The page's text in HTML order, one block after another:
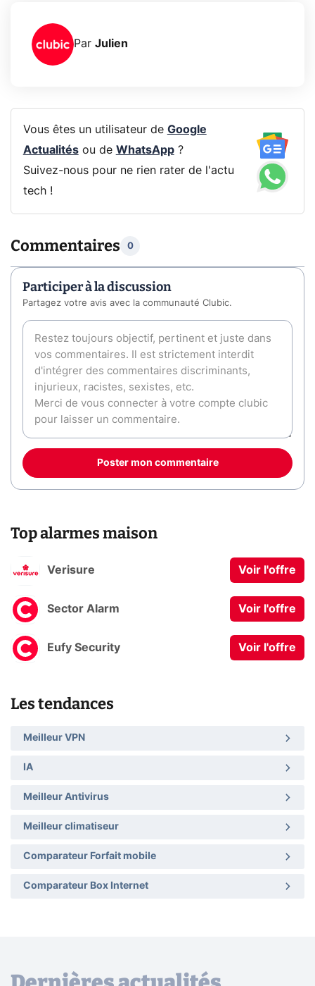
Par Julien
Vous êtes un utilisateur de Google
Actualitésou de WhatsApp?
Suivez-nous pour ne rien rater de l'actu
tech !
Commentaires 0
Participer à la discussion
Partagez votre avis avec la communauté Clubic.
Poster mon commentaire
Top alarmes maison
Verisure Voir l'offre
Sector Alarm Voir l'offre
Eufy Security Voir l'offre
Les tendances
Meilleur VPN
IA
Meilleur Antivirus
Meilleur climatiseur
Comparateur Forfait mobile
Comparateur Box Internet